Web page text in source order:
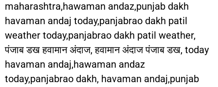
maharashtra,hawaman andaz,punjab dakh
havaman andaj today,panjabrao dakh patil
weather today,panjabrao dakh patil weather,
पंजाब डख हवामान अंदाज, हवामान अंदाज पंजाब डख, today
havaman andaj,hawaman andaz
today,panjabrao dakh, havaman andaj,punjab